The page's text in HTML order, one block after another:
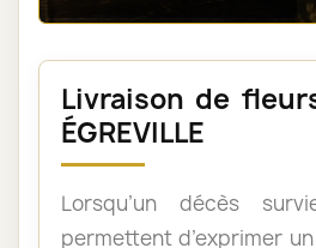
Livraison de
ÉGREVILLE
Lorsqu’un décès
permettent d’exprimer